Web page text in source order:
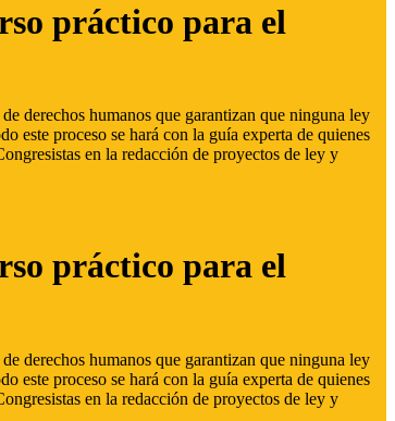
práctico para el
derechos humanos que garantizan que ninguna ley
este proceso se hará con la guía experta de quienes
en la redacción de proyectos de ley y
práctico para el
derechos humanos que garantizan que ninguna ley
este proceso se hará con la guía experta de quienes
en la redacción de proyectos de ley y